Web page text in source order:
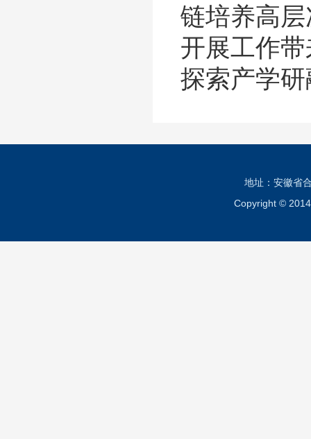
链培养高
开展工作
探索产学
地址：安徽省
Copyright ©